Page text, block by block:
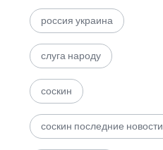
россия украина
слуга народу
соскин
соскин последние новости